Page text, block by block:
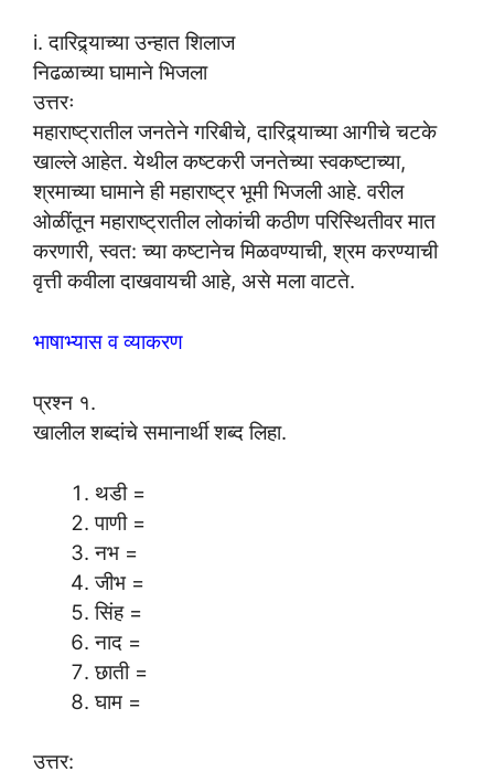
i. दारिद्र्याच्या उन्हात शिलाज
निढळाच्या घामाने भिजला
उत्तरः
महाराष्ट्रातील जनतेने गरिबीचे, दारिद्र्याच्या आगीचे चटके
खाल्ले आहेत. येथील कष्टकरी जनतेच्या स्वकष्टाच्या,
श्रमाच्या घामाने ही महाराष्ट्र भूमी भिजली आहे. वरील
ओळींतून महाराष्ट्रातील लोकांची कठीण परिस्थितीवर मात
करणारी, स्वत: च्या कष्टानेच मिळवण्याची, श्रम करण्याची
वृत्ती कवीला दाखवायची आहे, असे मला वाटते.
भाषाभ्यास व व्याकरण
प्रश्न १.
खालील शब्दांचे समानार्थी शब्द लिहा.
थडी =
पाणी =
नभ =
जीभ =
सिंह =
नाद =
छाती =
घाम =
उत्तर: